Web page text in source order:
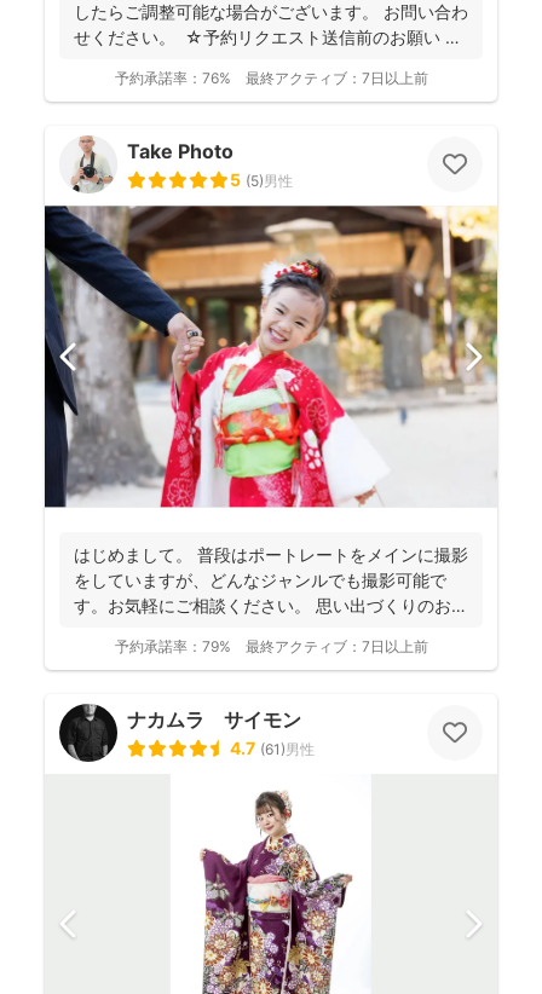
したらご調整可能な場合がございます。 お問い合わ
せください。 ☆予約リクエスト送信前のお願い ま
予約承諾率： 76% 最終アクティブ： 7日以上前
Take Photo
5 (5)男性
はじめまして。 普段はポートレートをメインに撮影
をしていますが、どんなジャンルでも撮影可能で
す。お気軽にご相談ください。 思い出づくりのお手
予約承諾率： 79% 最終アクティブ： 7日以上前
ナカムラ サイモン
4.7 (61)男性